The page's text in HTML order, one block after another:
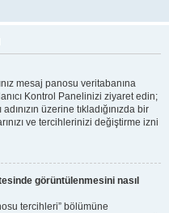
mesaj panosu veritabanına
Kontrol Panelinizi ziyaret edin;
üzerine tıkladığınızda bir
ve tercihlerinizi değiştirme izni
görüntülenmesini nasıl
tercihleri” bölümüne